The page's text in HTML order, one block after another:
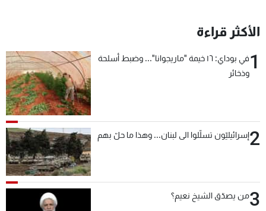
الأكثر قراءة
1
في بوداي: ١٦ خيمة "ماريجوانا"... وضبط أسلحة
وذخائر
2إسرائيليّون تسلّلوا الى لبنان... وهذا ما حلّ بهم
3من يصدّق الشيخ نعيم؟